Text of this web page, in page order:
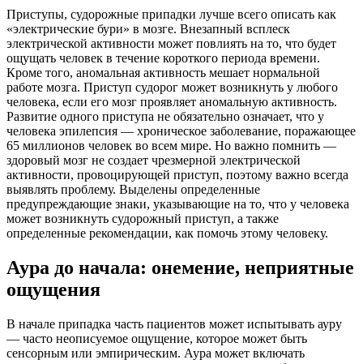
Приступы, судорожные припадки лучше всего описать как
«электрические бури» в мозге. Внезапный всплеск
электрической активности может повлиять на то, что будет
ощущать человек в течение короткого периода времени.
Кроме того, аномальная активность мешает нормальной
работе мозга. Приступ судорог может возникнуть у любого
человека, если его мозг проявляет аномальную активность.
Развитие одного приступа не обязательно означает, что у
человека эпилепсия — хроническое заболевание, поражающее
65 миллионов человек во всем мире. Но важно помнить —
здоровый мозг не создает чрезмерной электрической
активности, провоцирующей приступ, поэтому важно всегда
выявлять проблему. Выделены определенные
предупреждающие знаки, указывающие на то, что у человека
может возникнуть судорожный приступ, а также
определенные рекомендации, как помочь этому человеку.
Аура до начала: онемение, неприятные
ощущения
В начале припадка часть пациентов может испытывать ауру
— часто неописуемое ощущение, которое может быть
сенсорным или эмпирическим. Аура может включать